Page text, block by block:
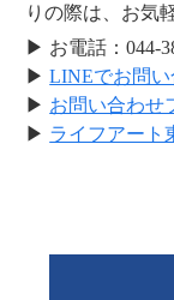
りの際は、お気
▶ お電話：044-
▶LINEでお問
▶ お問い合わせ
▶ ライフアート